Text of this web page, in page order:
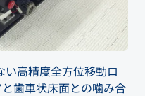
い高精度全方位移動ロ
歯車状床面との噛み合